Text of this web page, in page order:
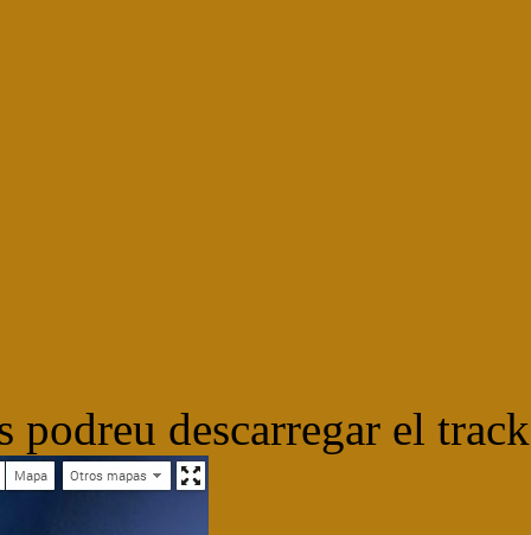
podreu descarregar el